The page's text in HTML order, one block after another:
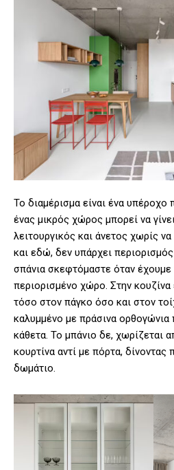
Το διαμέρισμα είναι ένα υπέροχο
ένας μικρός χώρος μπορεί να
λειτουργικός και άνετος χωρίς
και εδώ, δεν υπάρχει
σπάνια σκεφτόμαστε όταν έχουμε
περιορισμένο χώρο. Στην κουζίνα
τόσο στον πάγκο όσο και στον
καλυμμένο με πράσινα ορθογώνια
κάθετα. Το μπάνιο δε, χωρίζεται
κουρτίνα αντί με πόρτα,
δωμάτιο.